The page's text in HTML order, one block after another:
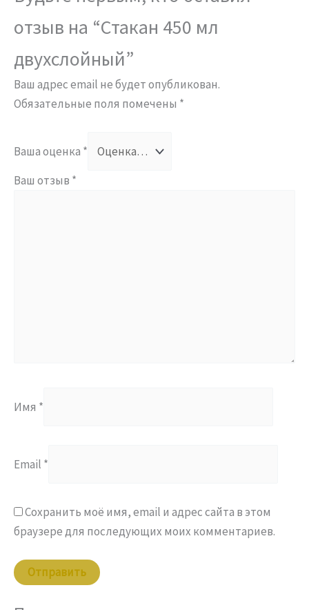
отзыв на “Стакан 450 мл
двухслойный”
Ваш адрес email не будет опубликован.
Обязательные поля помечены *
Ваша оценка *
Ваш отзыв *
Имя *
Email *
Сохранить моё имя, email и адрес сайта в этом
браузере для последующих моих комментариев.